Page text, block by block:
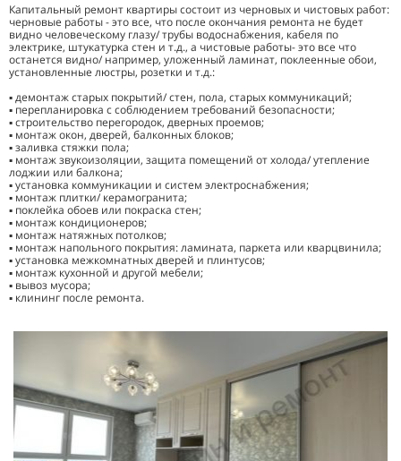
Капитальный ремонт квартиры состоит из черновых и чистовых работ:
черновые работы - это все, что после окончания ремонта не будет
видно человеческому глазу/ трубы водоснабжения, кабеля по
электрике, штукатурка стен и т.д., а чистовые работы- это все что
останется видно/ например, уложенный ламинат, поклеенные обои,
установленные люстры, розетки и т.д.:
▪️ демонтаж старых покрытий/ стен, пола, старых коммуникаций;
▪️ перепланировка с соблюдением требований безопасности;
▪️ строительство перегородок, дверных проемов;
▪️ монтаж окон, дверей, балконных блоков;
▪️ заливка стяжки пола;
▪️ монтаж звукоизоляции, защита помещений от холода/ утепление
лоджии или балкона;
▪️ установка коммуникации и систем электроснабжения;
▪️ монтаж плитки/ керамогранита;
▪️ поклейка обоев или покраска стен;
▪️ монтаж кондиционеров;
▪️ монтаж натяжных потолков;
▪️ монтаж напольного покрытия: ламината, паркета или кварцвинила;
▪️ установка межкомнатных дверей и плинтусов;
▪️ монтаж кухонной и другой мебели;
▪️ вывоз мусора;
▪️ клининг после ремонта.